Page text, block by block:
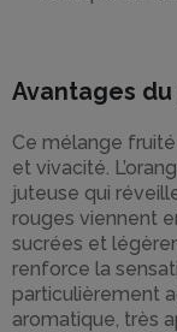
Avantages
Ce mélange
et vivacité.
juteuse qui
rouges viennent
sucrées et
renforce la
particulièrement
aromatique, très